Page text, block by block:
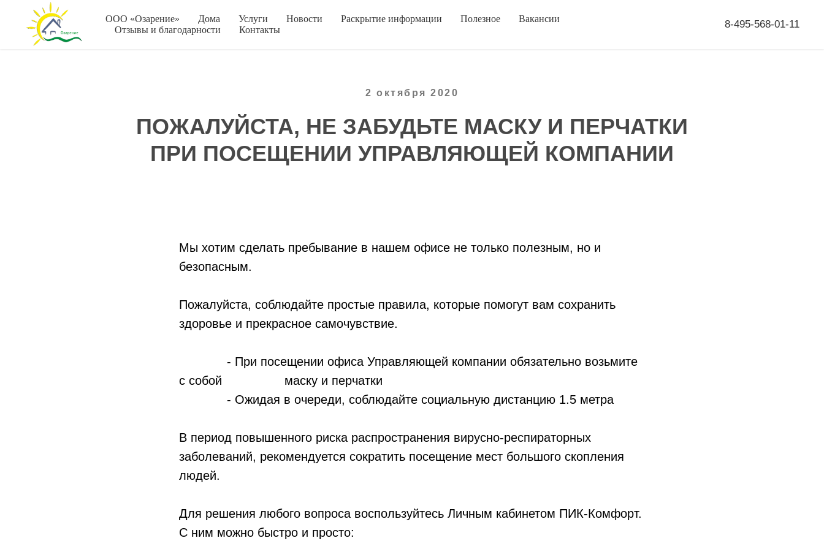
ООО «Озарение» Дома Услуги Новости Раскрытие информации Полезное
Вакансии
Отзывы и благодарности
Контакты 8-495-568-01-11
2 октября 2020
ПОЖАЛУЙСТА, НЕ ЗАБУДЬТЕ МАСКУ И ПЕРЧАТКИ
ПРИ ПОСЕЩЕНИИ УПРАВЛЯЮЩЕЙ КОМПАНИИ
Мы хотим сделать пребывание в нашем офисе не только полезным, но и
безопасным.
Пожалуйста, соблюдайте простые правила, которые помогут вам сохранить
здоровье и прекрасное самочувствие.
- При посещении офиса Управляющей компании обязательно возьмите
с собой маску и перчатки
- Ожидая в очереди, соблюдайте социальную дистанцию 1.5 метра
В период повышенного риска распространения вирусно-респираторных
заболеваний, рекомендуется сократить посещение мест большого скопления
людей.
Для решения любого вопроса воспользуйтесь Личным кабинетом ПИК-Комфорт.
С ним можно быстро и просто: